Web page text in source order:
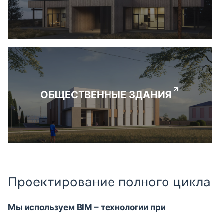
ОБЩЕСТВЕННЫЕ ЗДАНИЯ
Проектирование полного цикла
Мы используем BIM – технологии при